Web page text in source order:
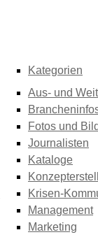
Kategorien
Aus- und
Fotos und
Journalisten
Kataloge
Krisen-
Management
Marketing